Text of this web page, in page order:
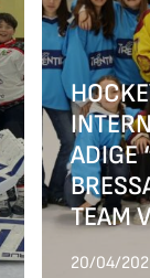
ADIGE
TEAM
20/04/